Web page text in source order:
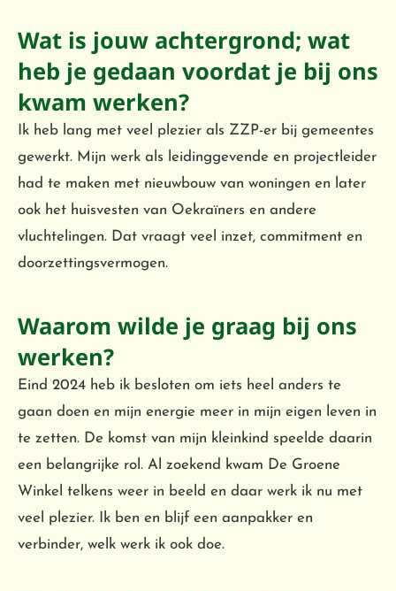
Wat is jouw achtergrond; wat
heb je gedaan voordat je bij ons
kwam werken?
Ik heb lang met veel plezier als ZZP-er bij gemeentes
gewerkt. Mijn werk als leidinggevende en projectleider
had te maken met nieuwbouw van woningen en later
ook het huisvesten van Oekraïners en andere
vluchtelingen. Dat vraagt veel inzet, commitment en
doorzettingsvermogen.
Waarom wilde je graag bij ons
werken?
Eind 2024 heb ik besloten om iets heel anders te
gaan doen en mijn energie meer in mijn eigen leven in
te zetten. De komst van mijn kleinkind speelde daarin
een belangrijke rol. Al zoekend kwam De Groene
Winkel telkens weer in beeld en daar werk ik nu met
veel plezier. Ik ben en blijf een aanpakker en
verbinder, welk werk ik ook doe.